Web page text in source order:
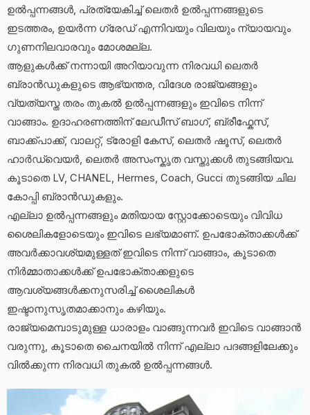
ഉൽപ്പന്നങ്ങൾ, പ്രത്യേകിച്ച് ലെതർ ഉൽപ്പന്നങ്ങളുടെ
ഇടത്തരം, ഉയർന്ന ഗ്രേഡ് എന്നിവയും വിലയും ന്യായവും
ഗുണനിലവാരവും മോശമല്ല.
ആളുകൾക്ക് നന്നായി അറിയാവുന്ന നിരവധി ലെതർ
ബ്രാൻഡുകളുടെ ആഭ്യന്തര, വിദേശ രാജ്യങ്ങളും
വ്യത്യസ്ത തരം തുകൽ ഉൽപ്പന്നങ്ങളും ഇവിടെ നിന്ന്
വാങ്ങാം. ഉദാഹരണത്തിന് ലേഡീസ് ബാഗ്, ബ്രീഫ്കേസ്,
ബാക്ക്പാക്ക്, വാലറ്റ്, ട്രോളി കേസ്, ലെതർ ഷൂസ്, ലെതർ
ഹാർഡ്വെയർ, ലെതർ അസംസ്കൃത വസ്തുക്കൾ തുടങ്ങിയവ.
കൂടാതെ LV, CHANEL, Hermes, Coach, Gucci തുടങ്ങിയ ചില
കോപ്പി ബ്രാൻഡുകളും.
എല്ലാ ഉൽപ്പന്നങ്ങളും മതിയായ സ്റ്റോക്കോടെയും വിവിധ
ശൈലികളോടെയും ഇവിടെ ലഭ്യമാണ്. ഉപഭോക്താക്കൾക്ക്
അവർക്കാവശ്യമുള്ളത് ഇവിടെ നിന്ന് വാങ്ങാം, കൂടാതെ
നിർമ്മാതാക്കൾക്ക് ഉപഭോക്താക്കളുടെ
ആവശ്യങ്ങൾക്കനുസരിച്ച് ശൈലികൾ
ഇഷ്ടാനുസൃതമാക്കാനും കഴിയും.
രാജ്യമെമ്പാടുമുള്ള ധാരാളം വാങ്ങുന്നവർ ഇവിടെ വാങ്ങാൻ
വരുന്നു, കൂടാതെ ചൈനയിൽ നിന്ന് എല്ലാ പദങ്ങളിലേക്കും
വിൽക്കുന്ന നിരവധി തുകൽ ഉൽപ്പന്നങ്ങൾ.